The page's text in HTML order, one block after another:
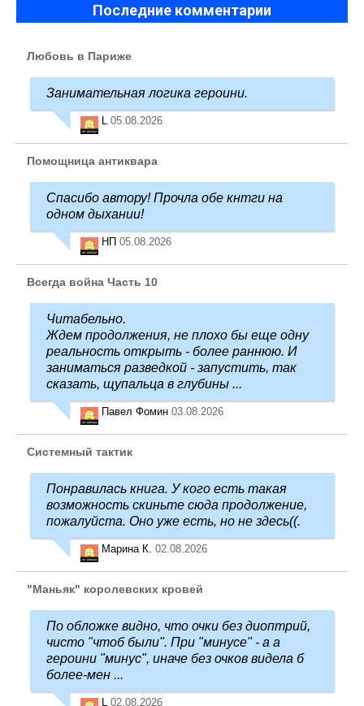
Последние комментарии
Любовь в Париже
Занимательная логика героини.
05.08.2026
Помощница антиквара
Спасибо автору! Прочла обе кнтги на
одном дыхании!
НП 05.08.2026
Всегда война Часть 10
Читабельно.
Ждем продолжения, не плохо бы еще одну
реальность открыть - более раннюю. И
заниматься разведкой - запустить, так
сказать, щупальца в глубины ...
Павел Фомин 03.08.2026
Системный тактик
Понравилась книга. У кого есть такая
возможность скиньте сюда продолжение,
пожалуйста. Оно уже есть, но не здесь((.
Марина К. 02.08.2026
"Маньяк" королевских кровей
По обложке видно, что очки без диоптрий,
чисто "чтоб были". При "минусе" - а а
героини "минус", иначе без очков видела б
более-мен ...
02.08.2026